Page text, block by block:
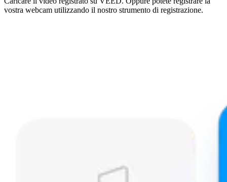
vostra webcam utilizzando il nostro strumento di registrazione.